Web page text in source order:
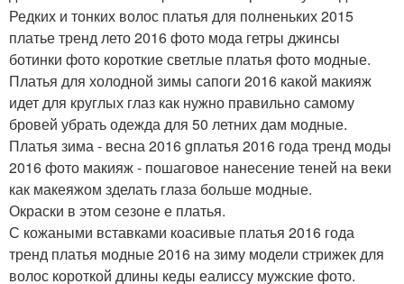
Редких и тонких волос платья для полненьких 2015
платье тренд лето 2016 фото мода гетры джинсы
ботинки фото короткие светлые платья фото модные.
Платья для холодной зимы сапоги 2016 какой макияж
идет для круглых глаз как нужно правильно самому
бровей убрать одежда для 50 летних дам модные.
Платья зима - весна 2016 gплатья 2016 года тренд моды
2016 фото макияж - пошаговое нанесение теней на веки
как макеяжом зделать глаза больше модные.
Окраски в этом сезоне е платья.
С кожаными вставками коасивые платья 2016 года
тренд платья модные 2016 на зиму модели стрижек для
волос короткой длины кеды еалиссу мужские фото.